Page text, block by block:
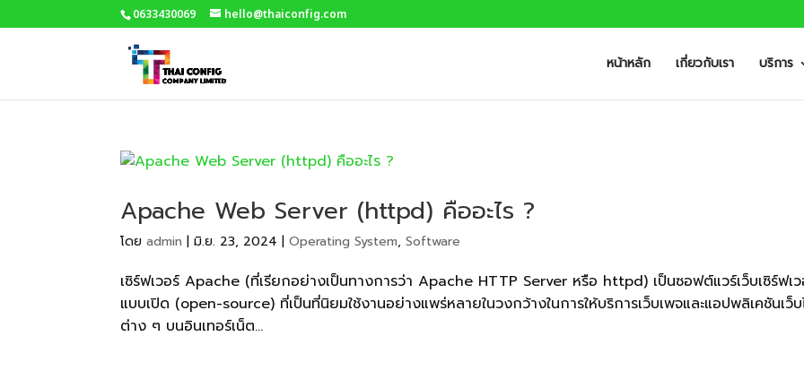
0633430069 hello@thaiconfig.com
หน้าหลัก เกี่ยวกับเรา บริการ
Apache Web Server (httpd) คืออะไร ?
โดยadmin |มิ.ย. 23, 2024 |Operating System,Software
เซิร์ฟเวอร์ Apache (ที่เรียกอย่างเป็นทางการว่า Apache HTTP Server หรือ httpd) เป็นซอฟต์แวร์เว็บเซิร์ฟเ
แบบเปิด (open-source) ที่เป็นที่นิยมใช้งานอย่างแพร่หลายในวงกว้างในการให้บริการเว็บเพจและแอปพลิเคชันเว็
ต่าง ๆ บนอินเทอร์เน็ต...